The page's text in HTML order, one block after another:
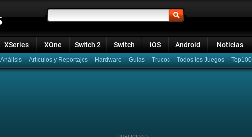
XSeries XOne Switch 2 Switch iOS Android Noticias
Análisis Artículos y Reportajes Hardware Guías Trucos Todos los Juegos Top100